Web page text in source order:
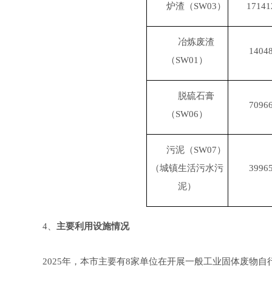
炉渣（SW03）
冶炼废渣
（SW01 ）
脱硫石膏
（SW06）
污泥（SW07）
（城镇生活污水污
泥）
4、 主要利用设施情况
2025年，本市主要有8家单位在开展一般工业固体废物自